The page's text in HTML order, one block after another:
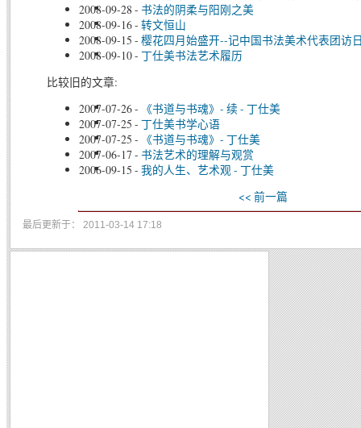
2008-09-28 - 书法的阴柔与阳刚之美
2008-09-16- 转文恒山
2008-09-15 - 樱花四月始盛开--记中国书法美术代表团访
2008-09-10- 丁仕美书法艺术履历
比较旧的文章:
2007-07-26- 《书道与书魂》- 续 - 丁仕美
2007-07-25 - 丁仕美书学心语
2007-07-25 - 《书道与书魂》- 丁仕美
2007-06-17 - 书法艺术的理解与观赏
2006-09-15 - 我的人生、艺术观 - 丁仕美
<< 前一篇
最后更新于： 2011-03-14 17:18